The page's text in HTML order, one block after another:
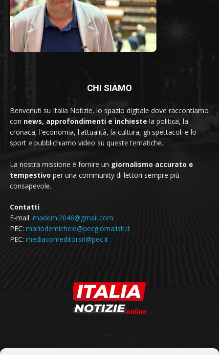
CHI SIAMO
Benvenuti su Italia Notizie, lo spazio digitale dove raccontiamo
con news, approfondimenti e inchieste la politica, la
cronaca, l'economia, l'attualità, la cultura, gli spettacoli e lo
sport e pubblichiamo video su queste tematiche.
La nostra missione è fornire un giornalismo accurato e
tempestivo per una community di lettori sempre più
consapevole.
Contatti
E-mail: mademi2046@gmail.com
PEC: mariodemichele@pecgiornalisti.it
PEC: mediacomeditorsrl@pec.it